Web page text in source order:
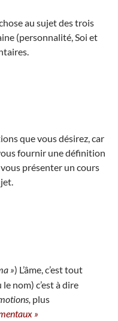
au sujet des trois
(personnalité, Soi et
que vous désirez, car
fournir une définition
présenter un cours
») L’âme, c’est tout
le nom) c’est à dire
plus
»